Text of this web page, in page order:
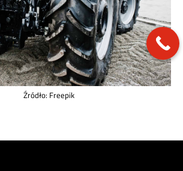
Źródło: Freepik